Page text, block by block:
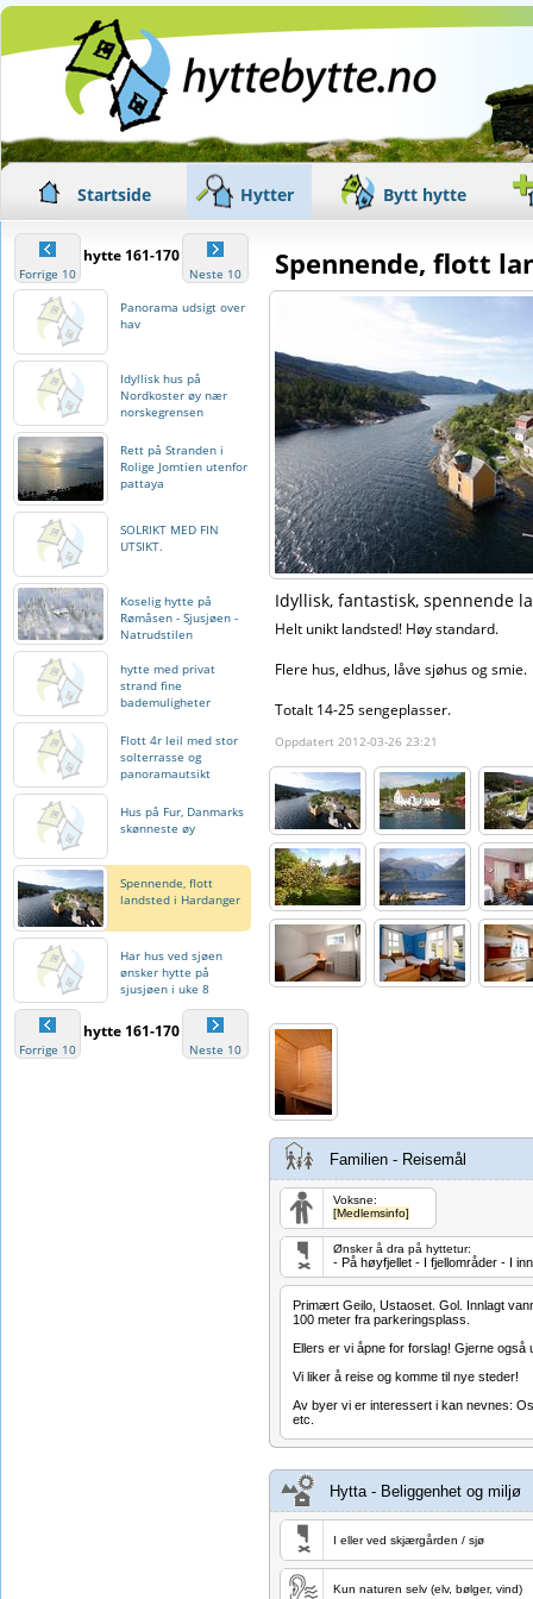
Startside Hytter Bytt hytte
Forrige 10
hytte 161-170
Neste 10
Panorama udsigt over
hav
Idyllisk hus på
Nordkoster øy nær
norskegrensen
Rett på Stranden i
Rolige Jomtien utenfor
pattaya
SOLRIKT MED FIN
UTSIKT.
Koselig hytte på
Rømåsen - Sjusjøen -
Natrudstilen
hytte med privat
strand fine
bademuligheter
Flott 4r leil med stor
solterrasse og
panoramautsikt
Hus på Fur, Danmarks
skønneste øy
Spennende, flott
landsted i Hardanger
Har hus ved sjøen
ønsker hytte på
sjusjøen i uke 8
Forrige 10
hytte 161-170
Neste 10
Spennende, flott
Idyllisk, fantastisk, spennende
Helt unikt landsted! Høy standard.
Flere hus, eldhus, låve sjøhus og smie.
Totalt 14-25 sengeplasser.
Oppdatert 2012-03-26 23:21
Familien - Reisemål
Voksne:
[Medlemsinfo]
Ønsker å dra på hyttetur:
- På høyfjellet - I fjellområder - I
Primært Geilo, Ustaoset. Gol. Innlagt
100 meter fra parkeringsplass.
Ellers er vi åpne for forslag! Gjerne også
Vi liker å reise og komme til nye steder!
Av byer vi er interessert i kan nevnes:
etc.
Hytta - Beliggenhet og miljø
I eller ved skjærgården / sjø
Kun naturen selv (elv, bølger, vind)